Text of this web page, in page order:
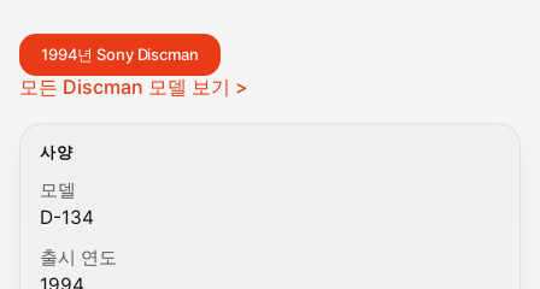
1994년 Sony Discman
모든 Discman 모델 보기 >
사양
모델
D-134
출시 연도